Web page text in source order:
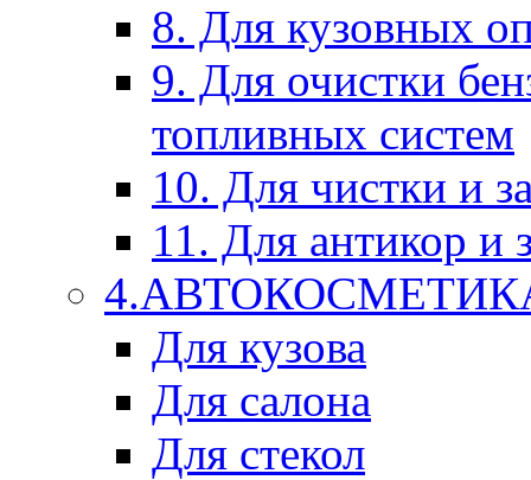
8. Для кузовных
9. Для очистки
топливных систем
10. Для чистки и
11. Для антикор и
Для кузова
Для салона
Для стекол